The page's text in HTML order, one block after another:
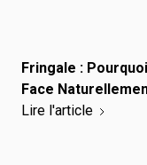
Fringale :
Face
Lire l'article